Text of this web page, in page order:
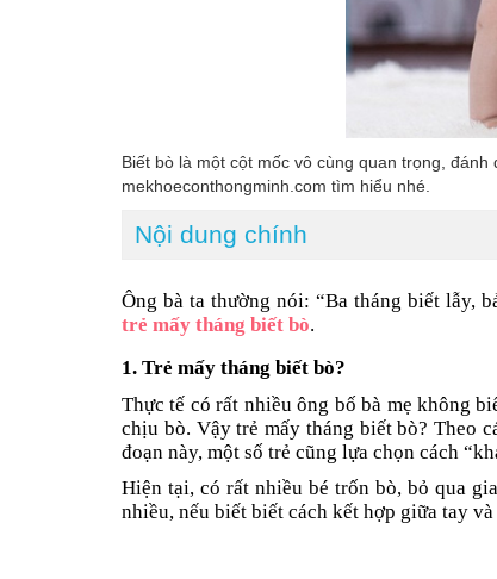
Biết bò là một cột mốc vô cùng quan trọng,
mekhoeconthongminh.com tìm hiểu nhé.
Nội dung chính
Ông bà ta thường nói: “Ba tháng biết lẫy,
trẻ mấy tháng biết bò.
1. Trẻ mấy tháng biết bò?
Thực tế có rất nhiều ông bố bà mẹ không
chịu bò. Vậy trẻ mấy tháng biết bò? Theo
đoạn này, một số trẻ cũng lựa chọn cách
Hiện tại, có rất nhiều bé trốn bò, bỏ qua
nhiều, nếu biết biết cách kết hợp giữa tay và